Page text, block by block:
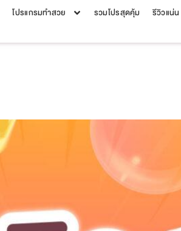
โปรแกรมทำสวย รวมโปรสุดคุ้ม รีวิวแน่น